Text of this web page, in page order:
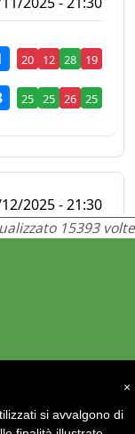
15393 volte
×
si avvalgono di